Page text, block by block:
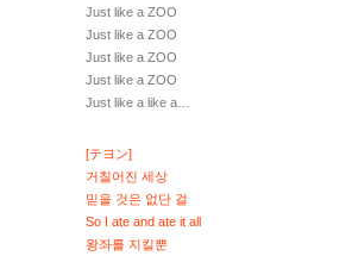
Just like a ZOO
Just like a ZOO
Just like a ZOO
Just like a ZOO
Just like a like a…
[テヨン]
거칠어진 세상
믿을 것은 없단 걸
So I ate and ate it all
왕좌를 지킬뿐